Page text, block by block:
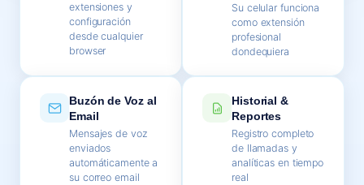
extensiones y
configuración
desde cualquier
browser
Su celular funciona
como extensión
profesional
dondequiera
Buzón de Voz al
Email
Mensajes de voz
enviados
automáticamente a
su correo email
Historial &
Reportes
Registro completo
de llamadas y
analíticas en tiempo
real